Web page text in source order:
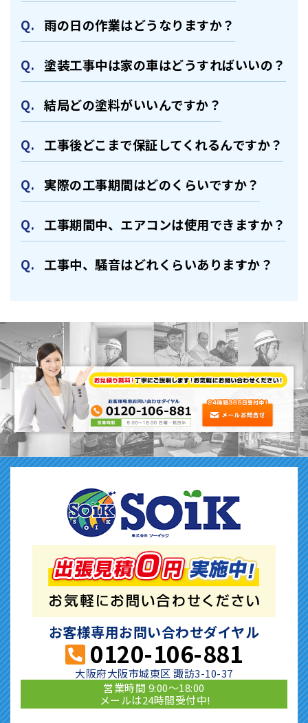
⾬の日の作業はどうなりますか？
塗装⼯事中は家の⾞はどうすればいいの？
結局どの塗料がいいんですか？
⼯事後どこまで保証してくれるんですか？
実際の⼯事期間はどのくらいですか？
⼯事期間中、エアコンは使⽤できますか？
⼯事中、騒⾳はどれくらいありますか？
お客様専用お問い合わせダイヤル
0120-106-881
大阪府大阪市城東区 諏訪3-10-37
営業時間 9:00〜18:00
メールは24時間受付中!